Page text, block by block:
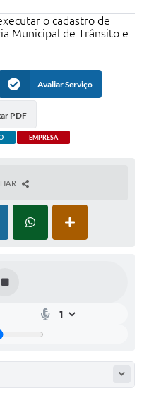
o cadastro de
Municipal de Trânsito e
Avaliar Serviço
PDF
EMPRESA